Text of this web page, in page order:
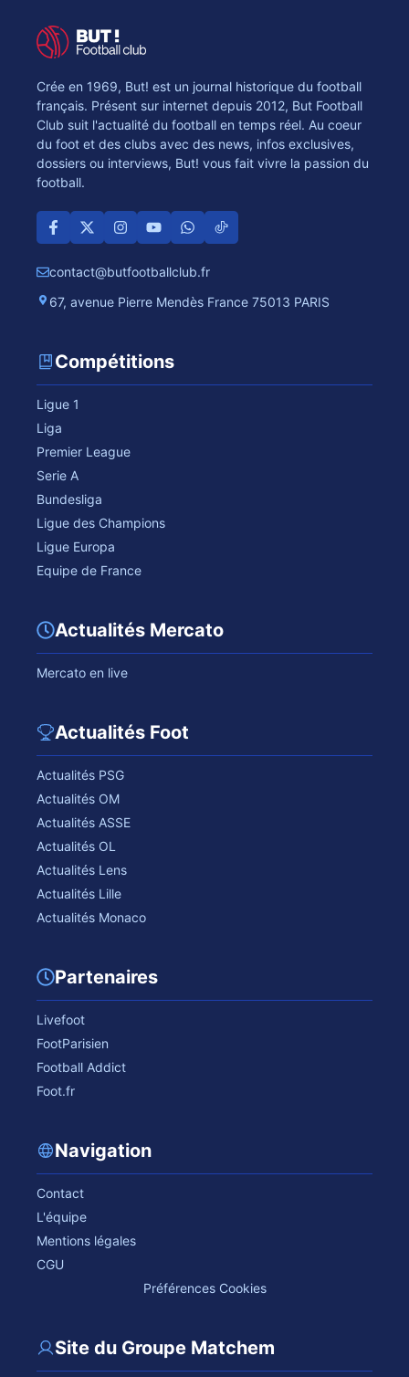
Crée en 1969, But! est un journal historique du football
français. Présent sur internet depuis 2012, But Football
Club suit l'actualité du football en temps réel. Au coeur
du foot et des clubs avec des news, infos exclusives,
dossiers ou interviews, But! vous fait vivre la passion du
football.
contact@butfootballclub.fr
67, avenue Pierre Mendès France 75013 PARIS
Compétitions
Ligue 1
Liga
Premier League
Serie A
Bundesliga
Ligue des Champions
Ligue Europa
Equipe de France
Actualités Mercato
Mercato en live
Actualités Foot
Actualités PSG
Actualités OM
Actualités ASSE
Actualités OL
Actualités Lens
Actualités Lille
Actualités Monaco
Partenaires
Livefoot
FootParisien
Football Addict
Foot.fr
Navigation
Contact
L'équipe
Mentions légales
CGU
Préférences Cookies
Site du Groupe Matchem